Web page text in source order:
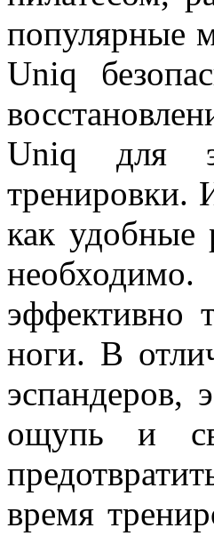
популярные
Uniq
Uniq для
тренировки.
как удобные
эффективно
ноги. В
эспандеров,
ощупь и
время